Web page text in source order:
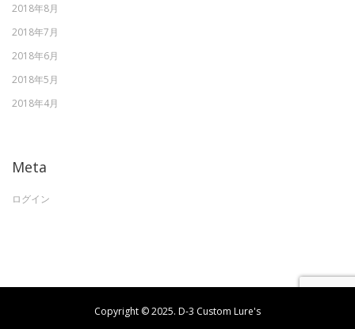
2018年8月
2018年7月
2018年6月
2018年5月
2018年4月
Meta
ログイン
Copyright © 2025. D-3 Custom Lure's